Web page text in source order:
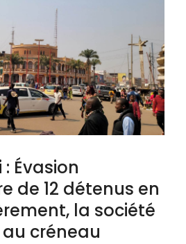
Évasion
de 12 détenus en
la société
créneau